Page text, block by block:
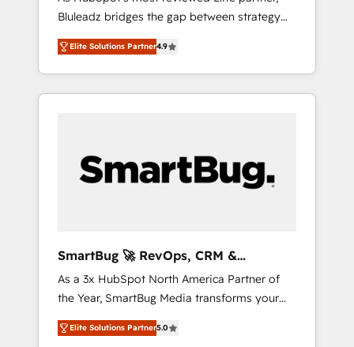
合に対応します。 2️⃣ AIエージェント組織構築
営業・マーケティング業務の一部をAIが自律実
行する組織への移行を設計・実装。Breeze・
Claude等をHubSpotと連携させ、役割定義・運
用ルール・成果指標まで含めて設計します。 3️⃣
PMOとして主導。「設定の代行ではなく、設計
の責任」を引き受け、部門横断の統合・浸透・
Hubで一体提供。 ▸ 既存CRM・MAからの移行
支援：Salesforce・Marketo・Pardot等からの
移行、カスタム設計、履歴データ移行と活用設
計まで。 ▸ AEO対応：ChatGPT・Perplexity等
のAI検索からの流入・引用を前提にコンテンツ
Bluleadz bridges the gap between strategy
and execution. We don't just "set up tools" —
we install the GTM Operating System (GTM
OS) to align your leadership and engineer a
portal that drives predictable revenue
and Story to stop "accelerating a mess." ⚙️
Elite Engineering & AI Scalable Architecture:
agents, and high-integrity migrations for total
reporting clarity. Security & Compliance: SOC
2 Type I and HIPAA attested for enterprise-
grade data security. 🏆 Why Bluleadz? GTM
OS Partner | 16+ Years Experience | 1,000+
Elite Solutions Partner4.9
SmartBug 🚀 RevOps, CRM &
Integration Experts
As a 3x HubSpot North America Partner of
the Year, SmartBug Media transforms your
customer lifecycle into a revenue engine. Our
unified ecosystem includes specialized
Elite Solutions Partner5.0